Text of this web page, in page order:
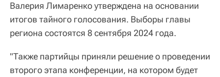
Валерия Лимаренко утверждена на основании
итогов тайного голосования. Выборы главы
региона состоятся 8 сентября 2024 года.
"Также партийцы приняли решение о проведении
второго этапа конференции, на котором будет